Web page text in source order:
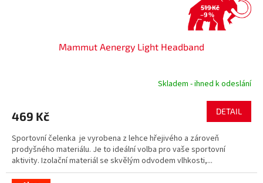
519 Kč
–9 %
Mammut Aenergy Light Headband
Skladem - ihned k odeslání
469 Kč DETAIL
Sportovní čelenka je vyrobena z lehce hřejivého a zároveň
prodyšného materiálu. Je to ideální volba pro vaše sportovní
aktivity. Izolační materiál se skvělým odvodem vlhkosti,...